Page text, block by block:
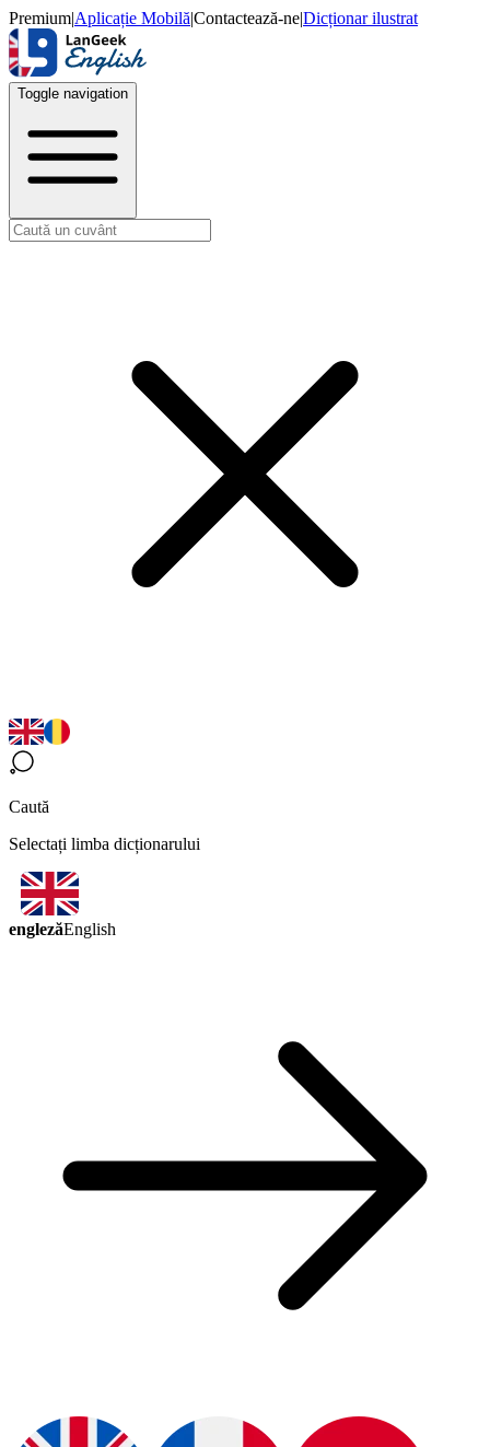
Premium|Aplicație Mobilă|Contactează-ne|Dicționar ilustrat
Toggle navigation
Caută
Selectați limba dicționarului
englezăEnglish